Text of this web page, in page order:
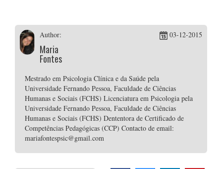
Author:
Maria
Fontes
03-12-2015
Mestrado em Psicologia Clínica e da Saúde pela
Universidade Fernando Pessoa, Faculdade de Ciências
Humanas e Sociais (FCHS) Licenciatura em Psicologia pela
Universidade Fernando Pessoa, Faculdade de Ciências
Humanas e Sociais (FCHS) Dententora de Certificado de
Competências Pedagógicas (CCP) Contacto de email:
mariafontespsic@gmail.com